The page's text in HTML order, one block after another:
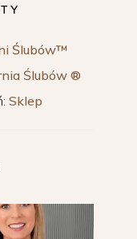
Ślubów™
Ślubów ®
Sklep